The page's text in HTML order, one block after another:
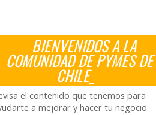
BIENVENIDOS A LA
COMUNIDAD DE PYMES DE
CHILE_
el contenido que tenemos para
a mejorar y hacer tu negocio.